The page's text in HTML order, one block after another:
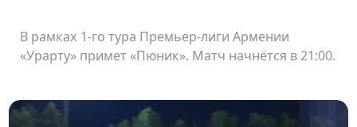
В рамках 1-го тура Премьер-лиги Армении
«Урарту» примет «Пюник». Матч начнётся в 21:00.